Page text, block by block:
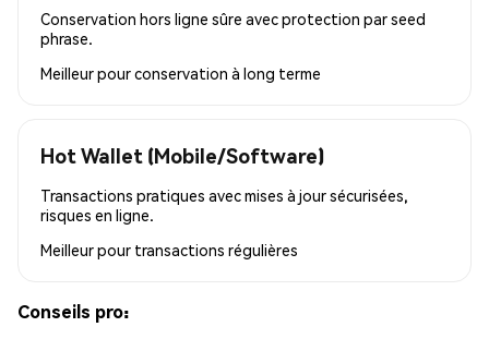
Conservation hors ligne sûre avec protection par seed
phrase.
Meilleur pourconservation à long terme
Hot Wallet (Mobile/Software)
Transactions pratiques avec mises à jour sécurisées,
risques en ligne.
Meilleur pour transactions régulières
Conseils pro: